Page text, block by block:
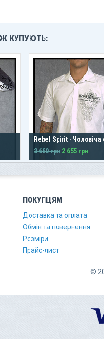
КУПУЮТЬ:
Rebel Spirit · Чоловіча
3 680 грн 2 655 грн
ПОКУПЦЯМ
Доставка та оплата
Обмін та повернення
Розміри
Прайс-лист
©